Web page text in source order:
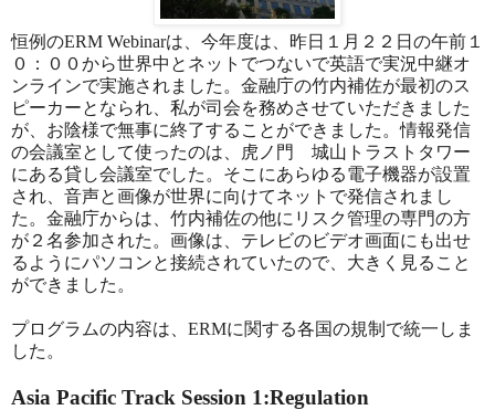
恒例のERM Webinarは、今年度は、昨日１月２２日の午前１
０：００から世界中とネットでつないで英語で実況中継オ
ンラインで実施されました。金融庁の竹内補佐が最初のス
ピーカーとなられ、私が司会を務めさせていただきました
が、お陰様で無事に終了することができました。情報発信
の会議室として使ったのは、虎ノ門 城山トラストタワー
にある貸し会議室でした。そこにあらゆる電子機器が設置
され、音声と画像が世界に向けてネットで発信されまし
た。金融庁からは、竹内補佐の他にリスク管理の専門の方
が２名参加された。画像は、テレビのビデオ画面にも出せ
るようにパソコンと接続されていたので、大きく見ること
ができました。
プログラムの内容は、 ERMに関する各国の規制で統一しま
した。
Asia Pacific Track Session 1:Regulation